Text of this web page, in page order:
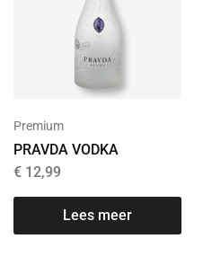
Premium
PRAVDA VODKA
€ 12,99
Lees meer